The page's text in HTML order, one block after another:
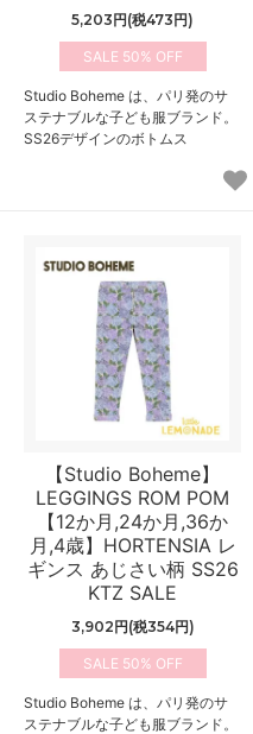
5,203円(税473円)
50%
Studio Boheme は、パリ発のサ
ステナブルな子ども服ブランド。
SS26デザインのボトムス
【Studio Boheme】
LEGGINGS ROM POM
【12か月,24か月,36か
月,4歳】HORTENSIA レ
ギンス あじさい柄 SS26
KTZ SALE
3,902円(税354円)
50%
Studio Boheme は、パリ発のサ
ステナブルな子ども服ブランド。